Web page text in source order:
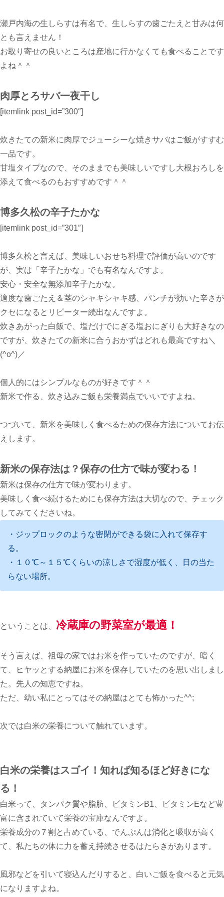
瀬戸内海の生しらすは有名で、生しらすの歯ごたえと甘みは何
とも言えません！
お取り寄せの良いところは産地に行かなくても食べることです
よね＾＾
肉厚とろサバ一夜干し
[itemlink post_id=”300″]
炊きたての新米に肉厚でジューシーな焼きサバはご飯がすすむ
一品です。
甘塩タイプなので、そのままでも美味しいですし大根おろしを
添えて食べるのもおすすめです＾＾
博多久松の辛子たかな
[itemlink post_id=”301″]
博多久松と言えば、美味しいおせち料理で評価が高いのです
が、実は「辛子たかな」でも有名なんですよ。
安心・安全な無添加辛子たかな。
適度な歯ごたえ＆茎のシャキシャキ感、パンチが効いた辛さが
クセになるとリピーター続出なんですよ。
炊きあがった白飯で、塩だけでにぎる塩おにぎりも大好きなの
ですが、炊きたての新米に合うおかずはどれも最高ですね＼
(^o^)／
個人的にはシンプルなものが好きです＾＾
新米で作る、炊き込みご飯も栄養満点でいいですよね。
つづいて、新米を美味しく食べるための保存方法についてお伝
えします。
新米の保存法は？保存の仕方で味が変わる！
新米は保存の仕方で味が変わります。
美味しく食べ続けるためにも保存方法は大切なので、チェック
してみてくださいね。
・ジップロックのような密閉ができる袋に入れて保存す
る。
・１０℃～１５℃くらいの涼しさで湿度が低く、日の当た
らない場所。
ということは、 冷蔵庫の野菜室が最適！
そう言えば、祖母の家ではお米を作っていたのですが、暗く
て、ヒヤッとする納屋にお米を保存していたのを思い出しまし
た。先人の知恵ですね。
ただ、幼い私にとってはその納屋はとても怖かった^^;
次では白米の栄養について触れています。
白米の栄養はスゴイ！知れば知るほど好きにな
る！
白米って、タンパク質や脂肪、ビタミンB1、ビタミンEなど豊
富に含まれていて栄養の宝庫なんですよ。
栄養成分の７割と占めている、でんぷんは消化と吸収が高く
て、私たちの体に力を蓄え持続させるはたらきがあります。
風邪などを引いて寝込んだりすると、白いご飯を食べると元気
になりますよね。